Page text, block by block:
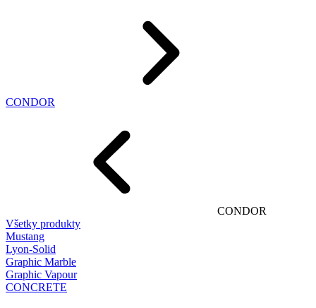
CONDOR
CONDOR
Všetky produkty
Mustang
Lyon-Solid
Graphic Marble
Graphic Vapour
CONCRETE